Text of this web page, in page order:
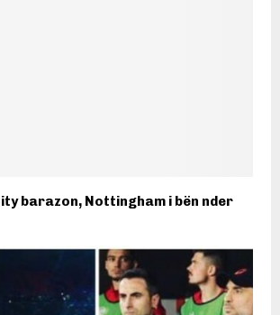
barazon, Nottingham i bën nder